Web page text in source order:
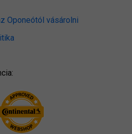
Oponeótól vásárolni